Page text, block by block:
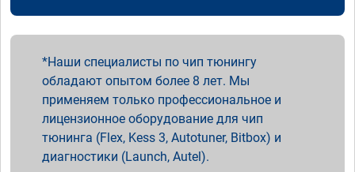
Наши специалисты по чип тюнингу
обладают опытом более 8 лет. Мы
применяем только профессиональное и
лицензионное оборудование для чип
тюнинга (Flex, Kess 3, Autotuner, Bitbox) и
диагностики (Launch, Autel).